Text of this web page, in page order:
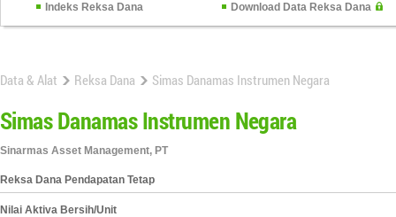
Indeks Reksa Dana
Download Data Reksa Dana
Data & Alat Reksa Dana Simas Danamas Instrumen Negara
Simas Danamas Instrumen Negara
Sinarmas Asset Management, PT
Reksa Dana Pendapatan Tetap
Nilai Aktiva Bersih/Unit